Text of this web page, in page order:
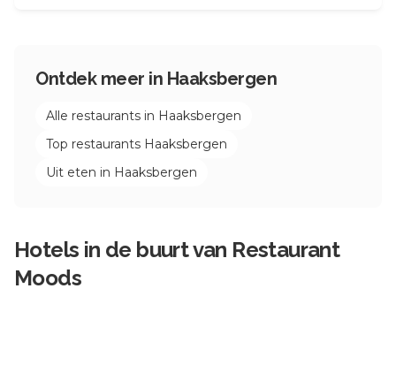
Ontdek meer in Haaksbergen
Alle restaurants in Haaksbergen
Top restaurants Haaksbergen
Uit eten in Haaksbergen
Hotels in de buurt van Restaurant
Moods